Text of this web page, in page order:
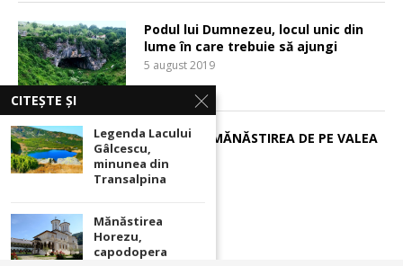
Podul lui Dumnezeu, locul unic din
lume în care trebuie să ajungi
5 august 2019
BÂRSANA, MĂNĂSTIREA DE PE VALEA
IZEI
5 august 2019
CITEȘTE ȘI
Legenda Lacului
Gâlcescu,
minunea din
Transalpina
Mănăstirea
Horezu,
capodopera